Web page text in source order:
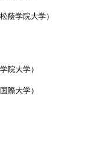
院大学）
学）
学）